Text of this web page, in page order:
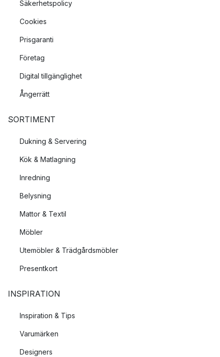
Säkerhetspolicy
Cookies
Prisgaranti
Företag
Digital tillgänglighet
Ångerrätt
SORTIMENT
Dukning & Servering
Kök & Matlagning
Inredning
Belysning
Mattor & Textil
Möbler
Utemöbler & Trädgårdsmöbler
Presentkort
INSPIRATION
Inspiration & Tips
Varumärken
Designers